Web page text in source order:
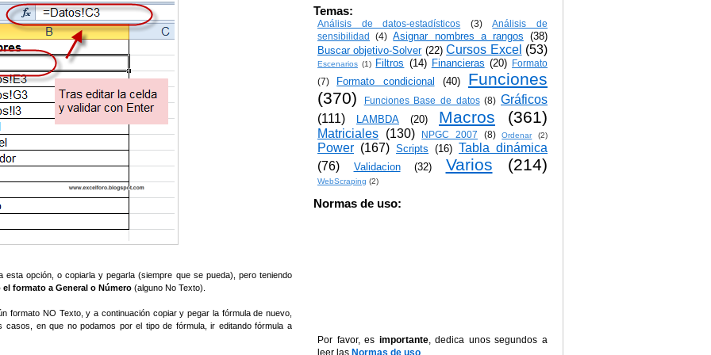
opción, o copiarla y pegarla (siempre que se pueda), pero teniendo
formato a General o Número (alguno No Texto).
formato NO Texto, y a continuación copiar y pegar la fórmula de nuevo,
en que no podamos por el tipo de fórmula, ir editando fórmula a
Temas:
Análisis de datos-estadísticos (3)
Análisis de
sensibilidad
(4) Asignar nombres a rangos
(38)
Buscar objetivo-Solver (22) Cursos Excel (53)
Escenarios (1) Filtros (14) Financieras (20)
Formato
(7)
Formato condicional (40)
Funciones
(370)
Funciones Base de datos (8) Gráficos
(111)
LAMBDA (20) Macros (361)
Matriciales (130) NPGC 2007 (8) Ordenar (2)
Power (167) Scripts (16) Tabla dinámica
(76)
Validacion (32) Varios (214)
WebScraping (2)
Normas de uso:
Por favor, es importante, dedica unos segundos a